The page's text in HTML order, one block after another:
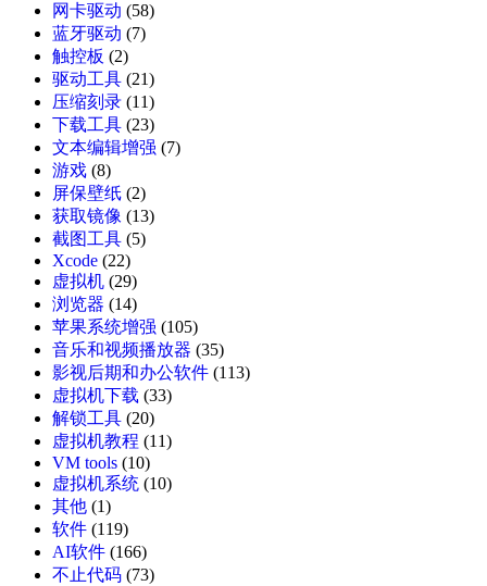
网卡驱动 (58)
蓝牙驱动 (7)
触控板 (2)
驱动工具 (21)
压缩刻录 (11)
下载工具 (23)
文本编辑增强 (7)
游戏 (8)
屏保壁纸 (2)
获取镜像 (13)
截图工具 (5)
Xcode (22)
虚拟机 (29)
浏览器 (14)
苹果系统增强 (105)
音乐和视频播放器 (35)
影视后期和办公软件 (113)
虚拟机下载 (33)
解锁工具 (20)
虚拟机教程 (11)
VM tools (10)
虚拟机系统 (10)
其他 (1)
软件 (119)
AI软件 (166)
不止代码 (73)